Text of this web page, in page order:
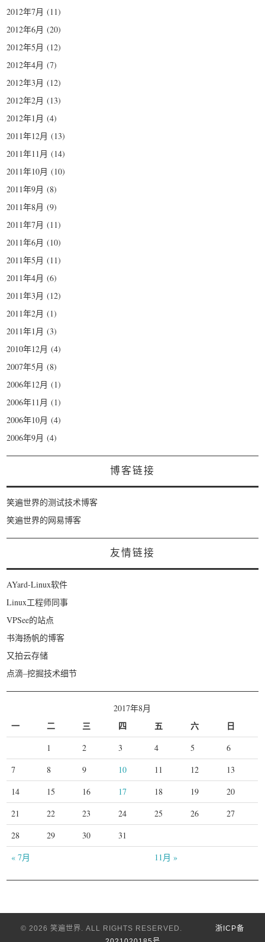
2012年7月 (11)
2012年6月 (20)
2012年5月 (12)
2012年4月 (7)
2012年3月 (12)
2012年2月 (13)
2012年1月 (4)
2011年12月 (13)
2011年11月 (14)
2011年10月 (10)
2011年9月 (8)
2011年8月 (9)
2011年7月 (11)
2011年6月 (10)
2011年5月 (11)
2011年4月 (6)
2011年3月 (12)
2011年2月 (1)
2011年1月 (3)
2010年12月 (4)
2007年5月 (8)
2006年12月 (1)
2006年11月 (1)
2006年10月 (4)
2006年9月 (4)
博客链接
笑遍世界的测试技术博客
笑遍世界的网易博客
友情链接
AYard-Linux软件
Linux工程师同事
VPSee的站点
书海扬帆的博客
又拍云存储
点滴–挖掘技术细节
2017年8月
一 二 三 四 五 六 日
« 7月 11月 »
1 2 3 4 5
6
7
8 9 10 11 12
13
14
15 16 17 18 19
20
21
22 23 24 25 26
27
28
29 30 31
© 2026 笑遍世界. ALL RIGHTS RESERVED. 浙ICP备